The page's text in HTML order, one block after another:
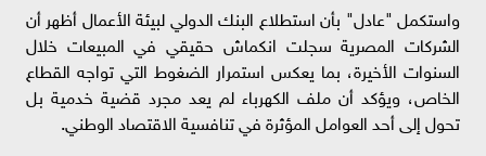
واستكمل "عادل" بأن استطلاع البنك الدولي لبيئة الأعمال أظهر أن
الشركات المصرية سجلت انكماش حقيقي في المبيعات خلال
السنوات الأخيرة، بما يعكس استمرار الضغوط التي تواجه القطاع
الخاص، ويؤكد أن ملف الكهرباء لم يعد مجرد قضية خدمية بل
تحول إلى أحد العوامل المؤثرة في تنافسية الاقتصاد الوطني.